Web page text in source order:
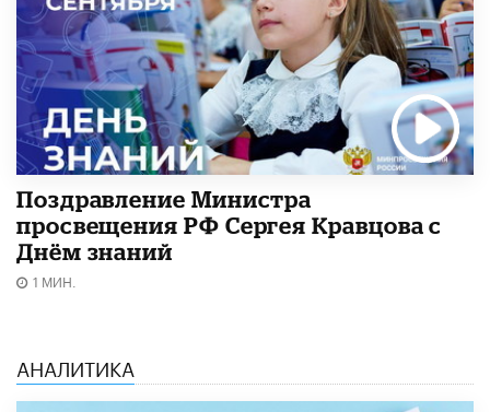
Поздравление Министра
просвещения РФ Сергея Кравцова с
Днём знаний
1 МИН.
АНАЛИТИКА